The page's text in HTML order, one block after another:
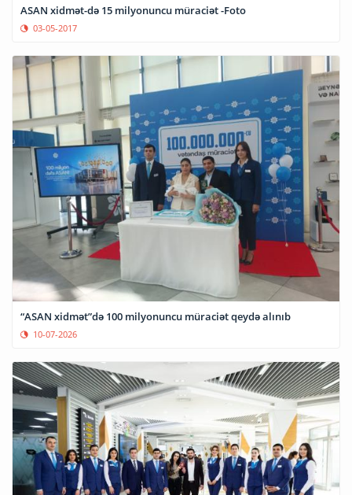
ASAN xidmət-də 15 milyonuncu müraciət -Foto
03-05-2017
“ASAN xidmət”də 100 milyonuncu müraciət qeydə alınıb
10-07-2026